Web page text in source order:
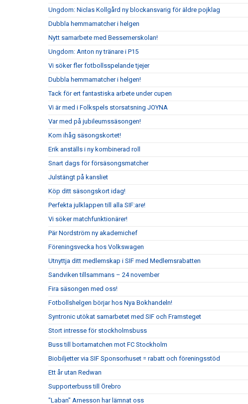
Ungdom: Niclas Kollgård ny blockansvarig för äldre pojklag
Dubbla hemmamatcher i helgen
Nytt samarbete med Bessemerskolan!
Ungdom: Anton ny tränare i P15
Vi söker fler fotbollsspelande tjejer
Dubbla hemmamatcher i helgen!
Tack för ert fantastiska arbete under cupen
Vi är med i Folkspels storsatsning JOYNA
Var med på jubileumssäsongen!
Kom ihåg säsongskortet!
Erik anställs i ny kombinerad roll
Snart dags för försäsongsmatcher
Julstängt på kansliet
Köp ditt säsongskort idag!
Perfekta julklappen till alla SIF:are!
Vi söker matchfunktionärer!
Pär Nordström ny akademichef
Föreningsvecka hos Volkswagen
Utnyttja ditt medlemskap i SIF med Medlemsrabatten
Sandviken tillsammans – 24 november
Fira säsongen med oss!
Fotbollshelgen börjar hos Nya Bokhandeln!
Syntronic utökat samarbetet med SIF och Framsteget
Stort intresse för stockholmsbuss
Buss till bortamatchen mot FC Stockholm
Biobiljetter via SIF Sponsorhuset = rabatt och föreningsstöd
Ett år utan Redwan
Supporterbuss till Örebro
"Laban" Arnesson har lämnat oss